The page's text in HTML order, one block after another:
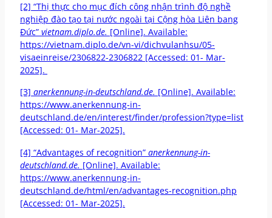
[2] “Thị thực cho mục đích công nhận trình độ nghề
nghiệp đào tạo tại nước ngoài tại Cộng hòa Liên bang
Đức” vietnam.diplo.de. [Online]. Available:
https://vietnam.diplo.de/vn-vi/dichvulanhsu/05-
visaeinreise/2306822-2306822 [Accessed: 01- Mar-
2025].
[3] anerkennung-in-deutschland.de. [Online]. Available:
https://www.anerkennung-in-
deutschland.de/en/interest/finder/profession?type=list
[Accessed: 01- Mar-2025].
[4] “Advantages of recognition” anerkennung-in-
deutschland.de. [Online]. Available:
https://www.anerkennung-in-
deutschland.de/html/en/advantages-recognition.php
[Accessed: 01- Mar-2025].